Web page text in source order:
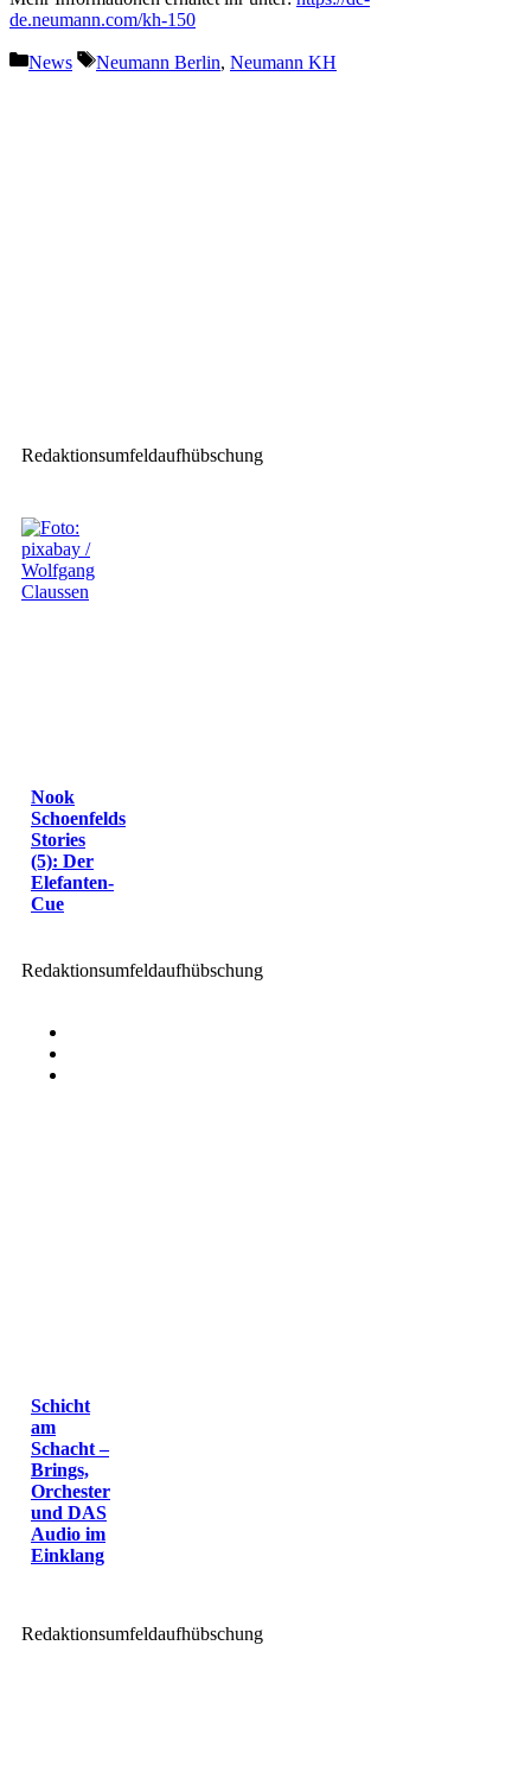
de.neumann.com/kh-150
Kategorien
News Schlagwörter
Neumann Berlin, Neumann KH
Redaktionsumfeldaufhübschung
Nook
Schoenfelds
Stories
(5): Der
Elefanten-
Cue
Redaktionsumfeldaufhübschung
Schicht
am
Schacht –
Brings,
Orchester
und DAS
Audio im
Einklang
Redaktionsumfeldaufhübschung